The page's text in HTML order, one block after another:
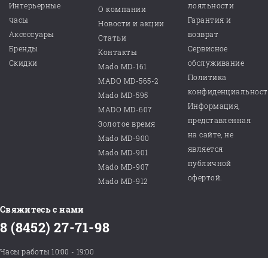
Интерьерные
часы
Аксессуары
Бренды
Скидки
О компании
Новости и акции
Статьи
Контакты
Mado MD-161
MADO MD-565-2
Mado MD-595
MADO MD-607
Золотое время
Mado MD-900
Mado MD-901
Mado MD-907
Mado MD-912
лояльности
Гарантия и
возврат
Сервисное
обслуживание
Политика
Информация,
представленная
на сайте, не
является
публичной
офертой.
Свяжитесь с нами
8 (8452) 27-71-98
Часы работы 10:00 - 19:00